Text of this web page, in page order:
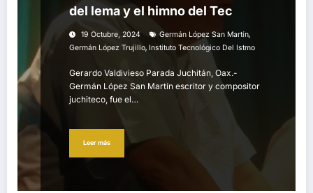
del lema y el himno del Tec
19 Octubre, 2024 Germán López San Martín,
Germán López Trujillo, Instituto Tecnológico Del Istmo
Gerardo Valdivieso Parada Juchitán, Oax.-
Germán López San Martín escritor y compositor
juchiteco, fue el…
Leer más